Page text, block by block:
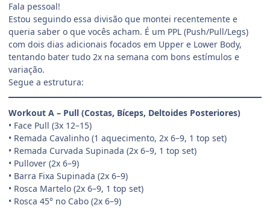
Fala pessoal!
Estou seguindo essa divisão que montei recentemente e
queria saber o que vocês acham. É um PPL (Push/Pull/Legs)
com dois dias adicionais focados em Upper e Lower Body,
tentando bater tudo 2x na semana com bons estímulos e
variação.
Segue a estrutura:
Workout A – Pull (Costas, Bíceps, Deltoides Posteriores)
• Face Pull (3x 12–15)
• Remada Cavalinho (1 aquecimento, 2x 6–9, 1 top set)
• Remada Curvada Supinada (2x 6–9, 1 top set)
• Pullover (2x 6–9)
• Barra Fixa Supinada (2x 6–9)
• Rosca Martelo (2x 6–9, 1 top set)
• Rosca 45° no Cabo (2x 6–9)